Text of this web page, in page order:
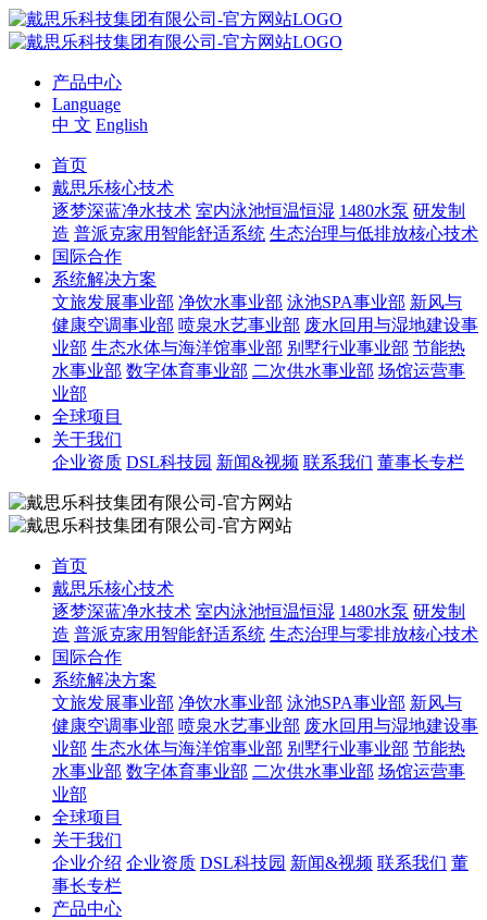
产品中心
Language
中 文 English
首页
戴思乐核心技术
逐梦深蓝净水技术 室内泳池恒温恒湿 1480水泵 研发制
造 普派克家用智能舒适系统 生态治理与低排放核心技术
国际合作
系统解决方案
文旅发展事业部 净饮水事业部 泳池SPA事业部 新风与
健康空调事业部 喷泉水艺事业部 废水回用与湿地建设事
业部 生态水体与海洋馆事业部 别墅行业事业部 节能热
水事业部 数字体育事业部 二次供水事业部 场馆运营事
业部
全球项目
关于我们
企业资质 DSL科技园 新闻&视频 联系我们 董事长专栏
首页
戴思乐核心技术
逐梦深蓝净水技术 室内泳池恒温恒湿 1480水泵 研发制
造 普派克家用智能舒适系统 生态治理与零排放核心技术
国际合作
系统解决方案
文旅发展事业部 净饮水事业部 泳池SPA事业部 新风与
健康空调事业部 喷泉水艺事业部 废水回用与湿地建设事
业部 生态水体与海洋馆事业部 别墅行业事业部 节能热
水事业部 数字体育事业部 二次供水事业部 场馆运营事
业部
全球项目
关于我们
企业介绍 企业资质 DSL科技园 新闻&视频 联系我们 董
事长专栏
产品中心